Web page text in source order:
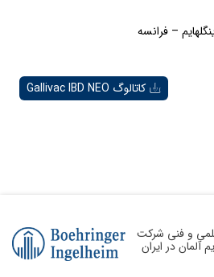
– فرانسه
کاتالوگ Gallivac IBD NEO
علمی و فنی شرکت
آلمان در ایران